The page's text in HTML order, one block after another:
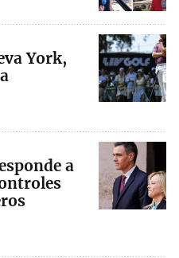
York,
a